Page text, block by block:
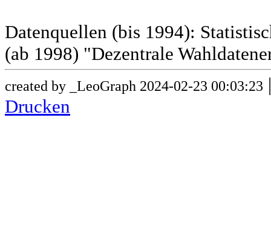
Datenquellen (bis 1994):
(ab 1998) "Dezentrale
created by _LeoGraph 2024-02-23 00:03:23
Drucken